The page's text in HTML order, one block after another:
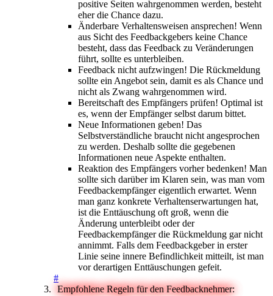
positive Seiten wahrgenommen werden, besteht
eher die Chance dazu.
Änderbare Verhaltensweisen ansprechen! Wenn
aus Sicht des Feedbackgebers keine Chance
besteht, dass das Feedback zu Veränderungen
führt, sollte es unterbleiben.
Feedback nicht aufzwingen! Die Rückmeldung
sollte ein Angebot sein, damit es als Chance und
nicht als Zwang wahrgenommen wird.
Bereitschaft des Empfängers prüfen! Optimal ist
es, wenn der Empfänger selbst darum bittet.
Neue Informationen geben! Das
Selbstverständliche braucht nicht angesprochen
zu werden. Deshalb sollte die gegebenen
Informationen neue Aspekte enthalten.
Reaktion des Empfängers vorher bedenken! Man
sollte sich darüber im Klaren sein, was man vom
Feedbackempfänger eigentlich erwartet. Wenn
man ganz konkrete Verhaltenserwartungen hat,
ist die Enttäuschung oft groß, wenn die
Änderung unterbleibt oder der
Feedbackempfänger die Rückmeldung gar nicht
annimmt. Falls dem Feedbackgeber in erster
Linie seine innere Befindlichkeit mitteilt, ist man
vor derartigen Enttäuschungen gefeit.
#
Empfohlene Regeln für den Feedbacknehmer: